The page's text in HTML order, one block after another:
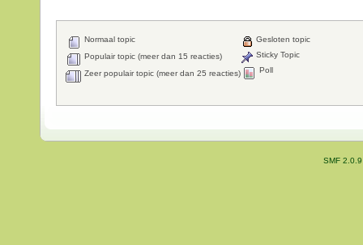
Normaal topic
Populair topic (meer dan 15 reacties)
Zeer populair topic (meer dan 25 reacties)
Gesloten topic
Sticky Topic
Poll
SMF 2.0.9